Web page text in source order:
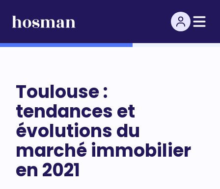
Toulouse :
tendances et
évolutions du
marché immobilier
en 2021